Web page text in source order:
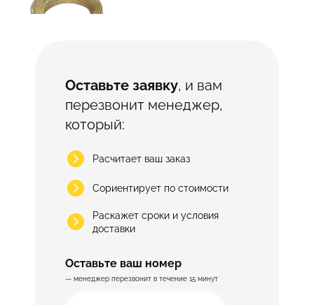
АСП
Чехов
Оставить заявку прямо сейчас
Металлобаза в Чехове
Оставьте заявку, и вам
перезвонит менеджер,
который:
Расчитает ваш заказ
Сориентирует по стоимости
Раскажет сроки и условия
доставки
Оставьте ваш номер
— менеджер перезвонит в течение 15 минут